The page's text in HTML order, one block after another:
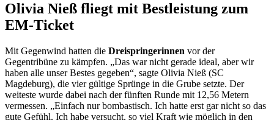
Olivia Nieß fliegt mit Bestleistung zum
EM-Ticket
Mit Gegenwind hatten die Dreispringerinnen vor der
Gegentribüne zu kämpfen. „Das war nicht gerade ideal, aber wir
haben alle unser Bestes gegeben“, sagte Olivia Nieß (SC
Magdeburg), die vier gültige Sprünge in die Grube setzte. Der
weiteste wurde dabei nach der fünften Runde mit 12,56 Metern
vermessen. „Einfach nur bombastisch. Ich hatte erst gar nicht so das
gute Gefühl. Ich habe versucht, so viel Kraft wie möglich in den